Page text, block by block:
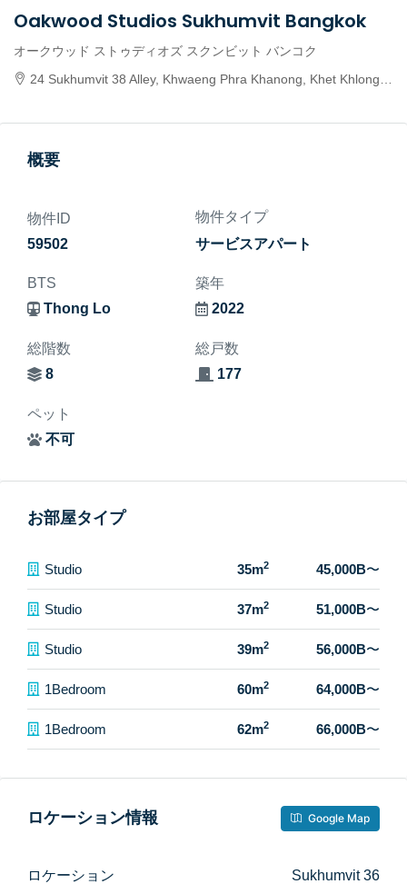
Oakwood Studios Sukhumvit Bangkok
オークウッド ストゥディオズ スクンビット バンコク
24 Sukhumvit 38 Alley, Khwaeng Phra Khanong, Khet Khlong Toei, Krung Thep Maha Nakhon 10110, Thailand
概要
物件ID
59502
物件タイプ
サービスアパート
BTS
Thong Lo
築年
2022
総階数
8
総戸数
177
ペット
不可
お部屋タイプ
Studio 35m2 45,000B〜
Studio 37m2 51,000B〜
Studio 39m2 56,000B〜
1Bedroom 60m2 64,000B〜
1Bedroom 62m2 66,000B〜
ロケーション情報 Google Map
ロケーション Sukhumvit 36